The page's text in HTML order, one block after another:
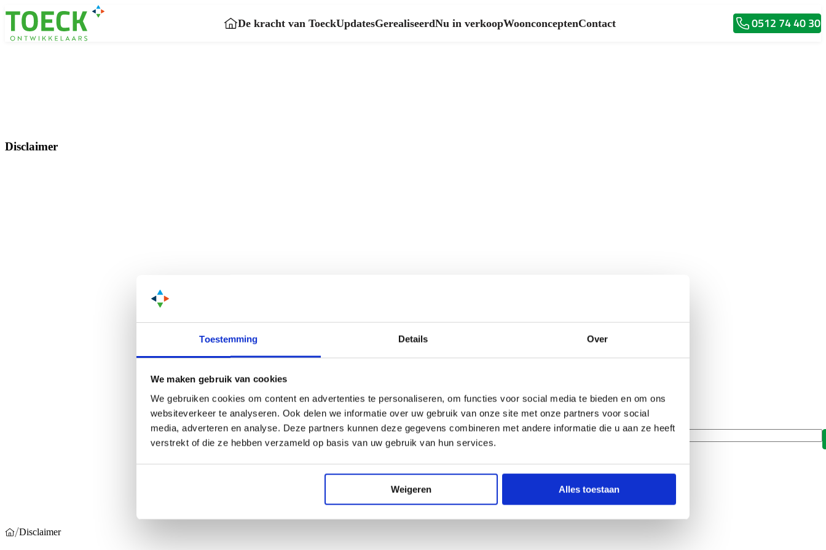
Toestemming Details Over
We maken gebruik van cookies
We gebruiken cookies om content en advertenties te personaliseren, om functies voor social media te bieden en om ons
websiteverkeer te analyseren. Ook delen we informatie over uw gebruik van onze site met onze partners voor social
media, adverteren en analyse. Deze partners kunnen deze gegevens combineren met andere informatie die u aan ze heeft
verstrekt of die ze hebben verzameld op basis van uw gebruik van hun services.
Weigeren Alles toestaan
De kracht van ToeckUpdatesGerealiseerdNu in verkoopWoonconceptenContact 0512 74 40 30
Disclaimer
Altijd op de hoogte van nieuwbouwnieuws?
Schrijf je in voor onze nieuwsbrief!
Naam * E-mailadres *
Home
/Disclaimer